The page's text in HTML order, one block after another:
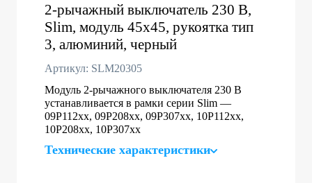
2-рычажный выключатель 230 В,
Slim, модуль 45х45, рукоятка тип
3, алюминий, черный
Артикул: SLM20305
Модуль 2-рычажного выключателя 230 В
устанавливается в рамки серии Slim —
09P112xx, 09P208xx, 09P307xx, 10P112xx,
10P208xx, 10P307xx
Технические характеристики